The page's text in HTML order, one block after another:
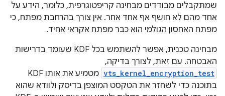
שמתקבלים מבודדים מבחינה קריפטוגרפית, כלומר, הידע על
אחד מהם לא חושף אף אחד אחר. אין צורך בהרחבת מפתח, כי
מפתח האחסון הגולמי הוא כבר מפתח אקראי אחיד.
מבחינה טכנית, אפשר להשתמש בכל KDF שעומד בדרישות
האבטחה. עם זאת, לצורך בדיקה,
vts_kernel_encryption_test
מטמיע את אותו KDF
בתוכנה כדי לשחזר את הטקסט המוצפן בדיסק ולוודא שהוא